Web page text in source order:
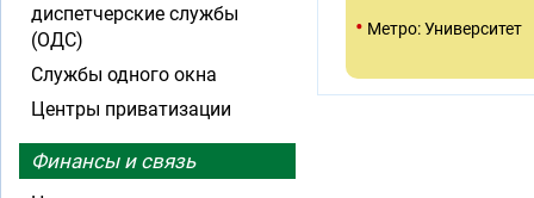
• Метро: Университет
диспетчерские службы
(ОДС)
Службы одного окна
Центры приватизации
Финансы и связь